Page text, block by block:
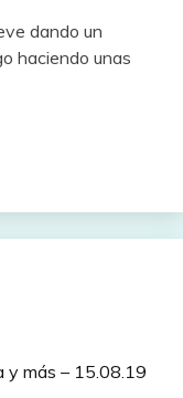
dando un
haciendo unas
y más – 15.08.19